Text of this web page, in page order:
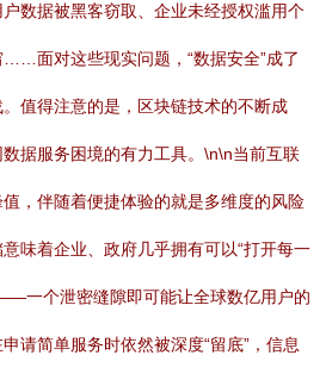
数据被黑客窃取、企业未经授权滥用个
……面对这些现实问题，“数据安全”成了
值得注意的是，区块链技术的不断成
据服务困境的有力工具。\n\n当前互联
，伴随着便捷体验的就是多维度的风险
味着企业、政府几乎拥有可以“打开每一
一个泄密缝隙即可能让全球数亿用户的
请简单服务时依然被深度“留底”，信息